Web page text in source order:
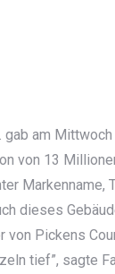
gab am
von 13
dieses
Pickens
tief”, sagte